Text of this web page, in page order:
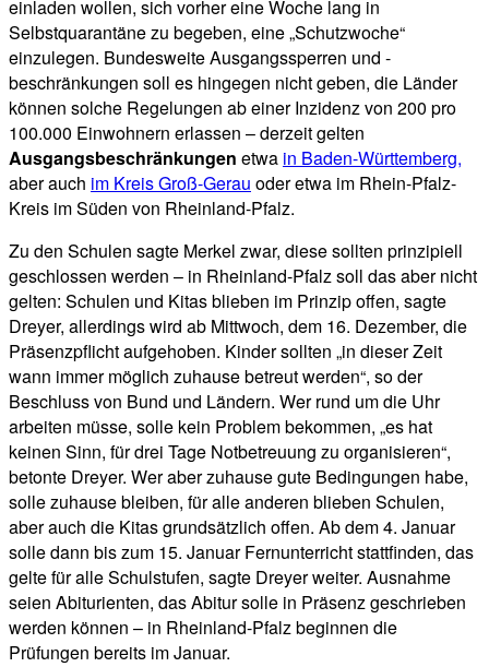
einladen wollen, sich vorher eine Woche lang in
Selbstquarantäne zu begeben, eine „Schutzwoche“
einzulegen. Bundesweite Ausgangssperren und -
beschränkungen soll es hingegen nicht geben, die Länder
können solche Regelungen ab einer Inzidenz von 200 pro
100.000 Einwohnern erlassen – derzeit gelten
Ausgangsbeschränkungen etwa in Baden-Württemberg,
aber auch im Kreis Groß-Gerau oder etwa im Rhein-Pfalz-
Kreis im Süden von Rheinland-Pfalz.
Zu den Schulen sagte Merkel zwar, diese sollten prinzipiell
geschlossen werden – in Rheinland-Pfalz soll das aber nicht
gelten: Schulen und Kitas blieben im Prinzip offen, sagte
Dreyer, allerdings wird ab Mittwoch, dem 16. Dezember, die
Präsenzpflicht aufgehoben. Kinder sollten „in dieser Zeit
wann immer möglich zuhause betreut werden“, so der
Beschluss von Bund und Ländern. Wer rund um die Uhr
arbeiten müsse, solle kein Problem bekommen, „es hat
keinen Sinn, für drei Tage Notbetreuung zu organisieren“,
betonte Dreyer. Wer aber zuhause gute Bedingungen habe,
solle zuhause bleiben, für alle anderen blieben Schulen,
aber auch die Kitas grundsätzlich offen. Ab dem 4. Januar
solle dann bis zum 15. Januar Fernunterricht stattfinden, das
gelte für alle Schulstufen, sagte Dreyer weiter. Ausnahme
seien Abiturienten, das Abitur solle in Präsenz geschrieben
werden können – in Rheinland-Pfalz beginnen die
Prüfungen bereits im Januar.